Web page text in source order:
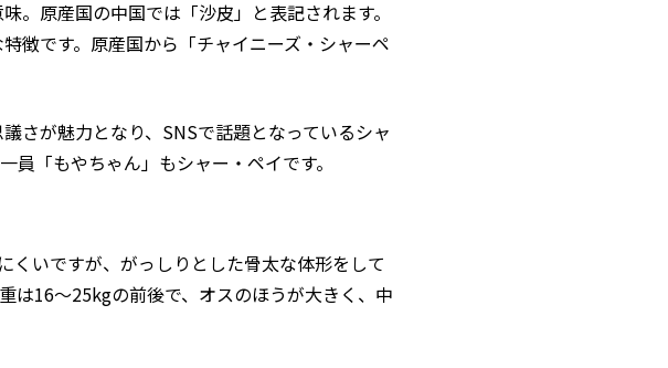
。原産国の中国では「沙皮」と表記されます。
徴です。原産国から「チャイニーズ・シャーペ
さが魅力となり、SNSで話題となっているシャ
「もやちゃん」もシャー・ペイです。
いですが、がっしりとした骨太な体形をして
は16～25kgの前後で、オスのほうが大きく、中